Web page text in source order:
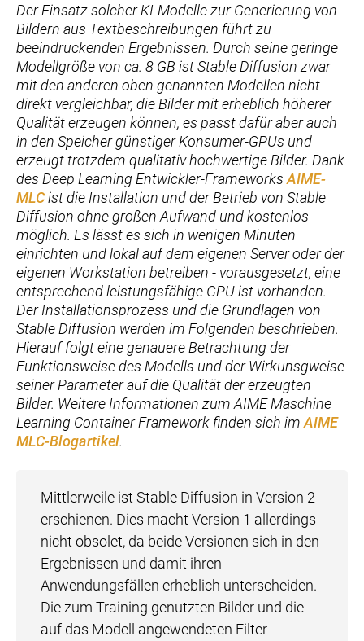
Der Einsatz solcher KI-Modelle zur Generierung von
Bildern aus Textbeschreibungen führt zu
beeindruckenden Ergebnissen. Durch seine geringe
Modellgröße von ca. 8 GB ist Stable Diffusion zwar
mit den anderen oben genannten Modellen nicht
direkt vergleichbar, die Bilder mit erheblich höherer
Qualität erzeugen können, es passt dafür aber auch
in den Speicher günstiger Konsumer-GPUs und
erzeugt trotzdem qualitativ hochwertige Bilder. Dank
des Deep Learning Entwickler-Frameworks AIME-
MLCist die Installation und der Betrieb von Stable
Diffusion ohne großen Aufwand und kostenlos
möglich. Es lässt es sich in wenigen Minuten
einrichten und lokal auf dem eigenen Server oder der
eigenen Workstation betreiben - vorausgesetzt, eine
entsprechend leistungsfähige GPU ist vorhanden.
Der Installationsprozess und die Grundlagen von
Stable Diffusion werden im Folgenden beschrieben.
Hierauf folgt eine genauere Betrachtung der
Funktionsweise des Modells und der Wirkunsgweise
seiner Parameter auf die Qualität der erzeugten
Bilder. Weitere Informationen zum AIME Maschine
Learning Container Framework finden sich im AIME
MLC-Blogartikel.
Mittlerweile ist Stable Diffusion in Version 2
erschienen. Dies macht Version 1 allerdings
nicht obsolet, da beide Versionen sich in den
Ergebnissen und damit ihren
Anwendungsfällen erheblich unterscheiden.
Die zum Training genutzten Bilder und die
auf das Modell angewendeten Filter